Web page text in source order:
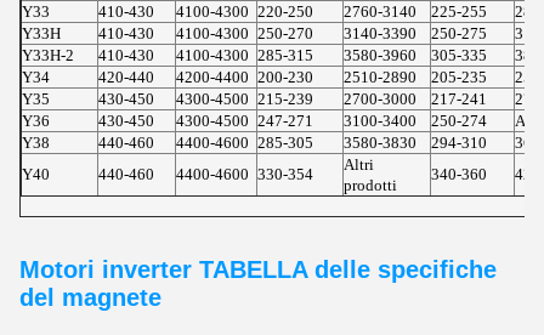
Y33 410-430 4100-4300 220-250 2760-3140 225-255
Y33H
410-430 4100-4300 250-270 3140-3390 250-275
Y33H-2
410-430 4100-4300 285-315 3580-3960 305-335
Y34
420-440 4200-4400 200-230 2510-2890 205-235
Y35
430-450 4300-4500 215-239 2700-3000 217-241
Y36
430-450 4300-4500 247-271 3100-3400 250-274
Y38
440-460 4400-4600 285-305 3580-3830 294-310
Y40
440-460 4400-4600 330-354
Altri
prodotti
340-360
Motori inverter TABELLA delle specifiche
del magnete